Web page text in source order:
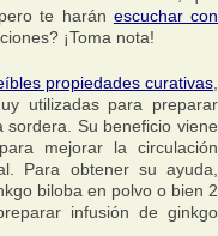
te harán escuchar con
¡Toma nota!
propiedades curativas
utilizadas para preparar
Su beneficio viene
mejorar la circulación
Para obtener su ayuda,
biloba en polvo o bien 2
infusión de ginkgo